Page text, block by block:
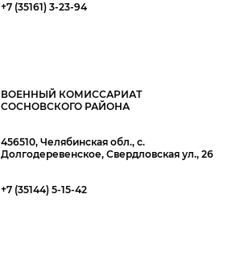
+7 (35161) 3‑23-94
ВОЕННЫЙ КОМИССАРИАТ
СОСНОВСКОГО РАЙОНА
456510, Челябинская обл., с.
Долгодеревенское, Свердловская ул., 26
+7 (35144) 5‑15-42